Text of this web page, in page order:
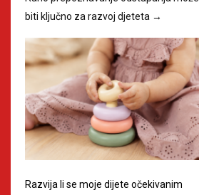
biti ključno za razvoj djeteta →
Razvija li se moje dijete očekivanim